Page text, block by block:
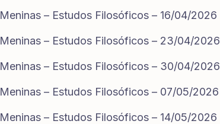
Meninas – Estudos Filosóficos – 16/04/2026
Meninas – Estudos Filosóficos – 23/04/2026
Meninas – Estudos Filosóficos – 30/04/2026
Meninas – Estudos Filosóficos – 07/05/2026
Meninas – Estudos Filosóficos – 14/05/2026